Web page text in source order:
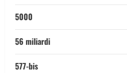
5000
56 miliardi
577-bis